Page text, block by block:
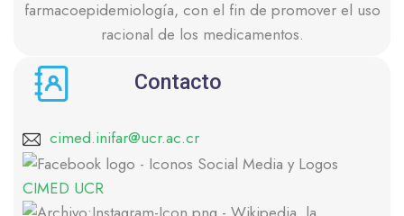
farmacoepidemiología, con el fin de promover el uso
racional de los medicamentos.
Contacto
cimed.inifar@ucr.ac.cr
CIMED UCR